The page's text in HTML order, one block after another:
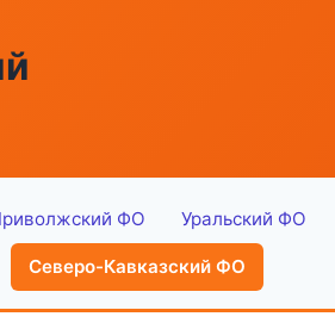
ФО Уральский ФО
Северо-Кавказский ФО